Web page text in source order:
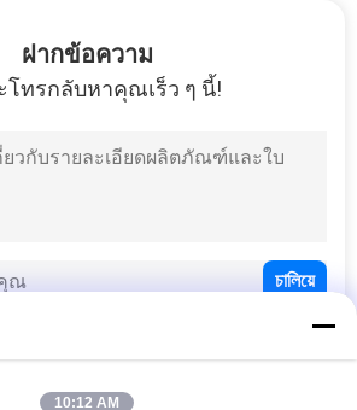
ฝากข้อความ
โทรกลับหาคุณเร็ว ๆ นี้!
10:12 AM